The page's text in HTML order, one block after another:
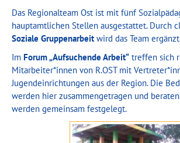
Das Regionalteam Ost ist mit fünf
hauptamtlichen Stellen ausgestattet. Durch
Soziale Gruppenarbeit wird das Team
Im Forum „Aufsuchende Arbeit“ treffen sich
Mitarbeiter*innen von R.OST mit
Jugendeinrichtungen aus der Region. Die
werden hier zusammengetragen und
werden gemeinsam festgelegt.